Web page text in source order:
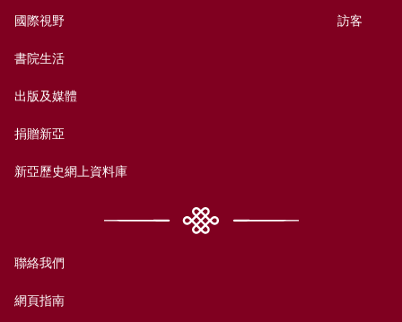
國際視野
書院生活
出版及媒體
捐贈新亞
新亞歷史網上資料庫
訪客
聯絡我們
網頁指南